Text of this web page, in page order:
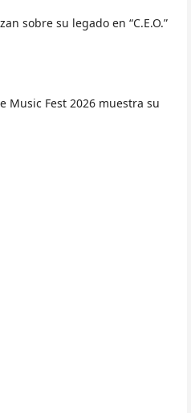
sobre su legado en “C.E.O.”
Music Fest 2026 muestra su